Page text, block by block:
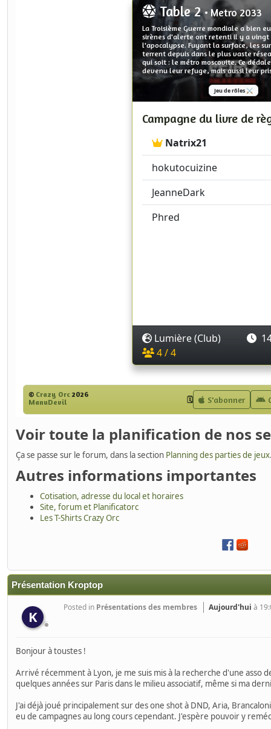
Voir toute la planification de nos
Ça se passe sur le forum, dans la section Planning des parties de jeux
Autres informations importantes
Cotisation, adresse du local et horaires
Site, forum et Planificatorc
Les T-Shirts Crazy Orc
Présentation Kroptop
K
Posted in Présentations des membres Aujourd'hui à
Bonjour à toustes !
Arrivé récemment à Lyon, je me suis mis à la recherche d'une asso
quelques années sur Paris dans le milieu associatif, même si ma
J'ai déjà joué principalement sur des one shot à DND, Aria,
eu de campagnes au long cours cependant. J'espère pouvoir y